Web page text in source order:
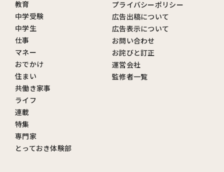
教育
中学受験
中学生
仕事
マネー
おでかけ
住まい
共働き家事
ライフ
連載
特集
専門家
とっておき体験部
プライバシーポリシー
広告出稿について
広告表示について
お問い合わせ
お詫びと訂正
運営会社
監修者一覧